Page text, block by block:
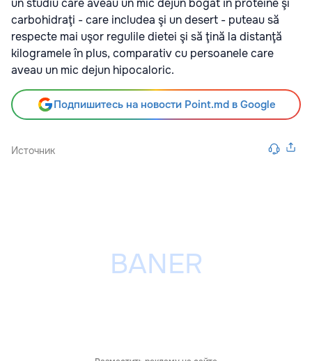
carbohidraţi - care includea şi un desert - puteau să
respecte mai uşor regulile dietei şi să ţină la distanţă
kilogramele în plus, comparativ cu persoanele care
aveau un mic dejun hipocaloric.
Подпишитесь на новости Point.md в Google
Источник